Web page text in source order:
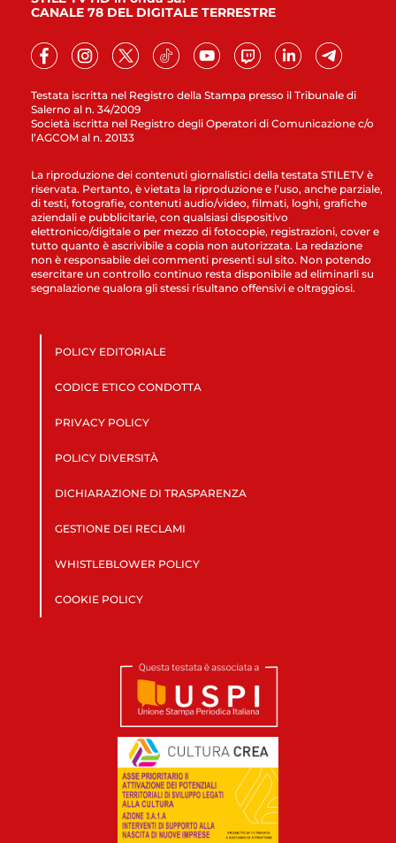
Testata iscritta nel Registro della Stampa presso il Tribunale di
Salerno al n. 34/2009
Società iscritta nel Registro degli Operatori di Comunicazione c/o
l’AGCOM al n. 20133
CANALE 78 DEL DIGITALE TERRESTRE
La riproduzione dei contenuti giornalistici della testata STILETV è
riservata. Pertanto, è vietata la riproduzione e l’uso, anche parziale,
di testi, fotografie, contenuti audio/video, filmati, loghi, grafiche
aziendali e pubblicitarie, con qualsiasi dispositivo
elettronico/digitale o per mezzo di fotocopie, registrazioni, cover e
tutto quanto è ascrivibile a copia non autorizzata. La redazione
non è responsabile dei commenti presenti sul sito. Non potendo
esercitare un controllo continuo resta disponibile ad eliminarli su
segnalazione qualora gli stessi risultano offensivi e oltraggiosi.
POLICY EDITORIALE
CODICE ETICO CONDOTTA
PRIVACY POLICY
POLICY DIVERSITÀ
DICHIARAZIONE DI TRASPARENZA
GESTIONE DEI RECLAMI
WHISTLEBLOWER POLICY
COOKIE POLICY